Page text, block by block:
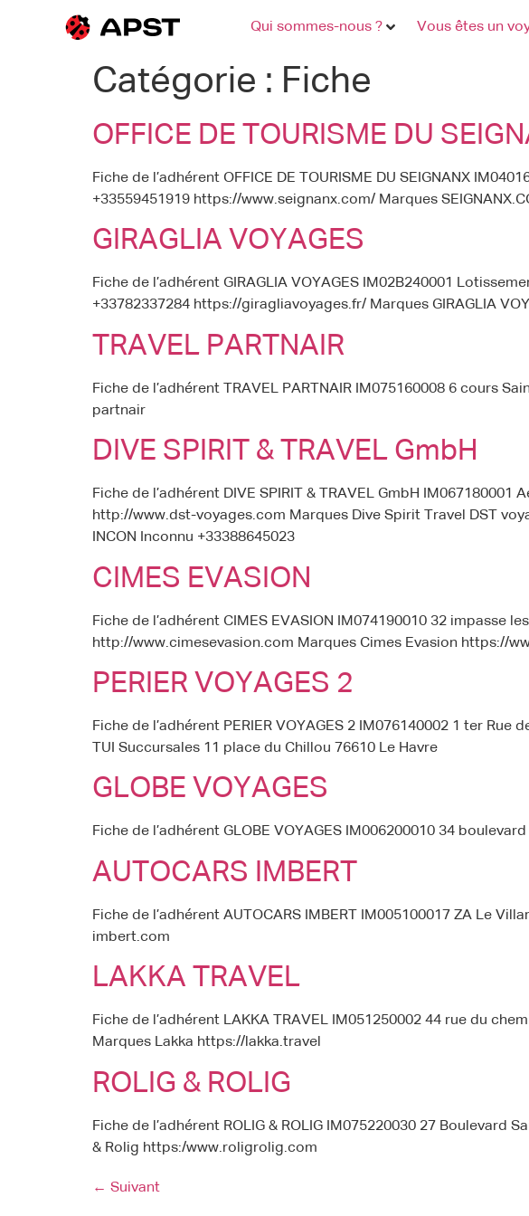
Qui sommes-nous ? Vous êtes un
Catégorie : Fiche
OFFICE DE TOURISME DU
Fiche de l’adhérent OFFICE DE TOURISME DU SEIGNANX
+33559451919 https://www.seignanx.com/ Marques
GIRAGLIA VOYAGES
Fiche de l’adhérent GIRAGLIA VOYAGES IM02B240001
+33782337284 https://giragliavoyages.fr/ Marques GIRAGLIA
TRAVEL PARTNAIR
Fiche de l’adhérent TRAVEL PARTNAIR IM075160008 6 cours
partnair
DIVE SPIRIT & TRAVEL GmbH
Fiche de l’adhérent DIVE SPIRIT & TRAVEL GmbH
http://www.dst-voyages.com Marques Dive Spirit Travel DST
INCON Inconnu +33388645023
CIMES EVASION
Fiche de l’adhérent CIMES EVASION IM074190010 32
http://www.cimesevasion.com Marques Cimes Evasion https://
PERIER VOYAGES 2
Fiche de l’adhérent PERIER VOYAGES 2 IM076140002 1 ter
TUI Succursales 11 place du Chillou 76610 Le Havre
GLOBE VOYAGES
Fiche de l’adhérent GLOBE VOYAGES IM006200010 34
AUTOCARS IMBERT
Fiche de l’adhérent AUTOCARS IMBERT IM005100017 ZA Le
imbert.com
LAKKA TRAVEL
Fiche de l’adhérent LAKKA TRAVEL IM051250002 44 rue du
Marques Lakka https://lakka.travel
ROLIG & ROLIG
Fiche de l’adhérent ROLIG & ROLIG IM075220030 27
& Rolig https:/www.roligrolig.com
← Suivant